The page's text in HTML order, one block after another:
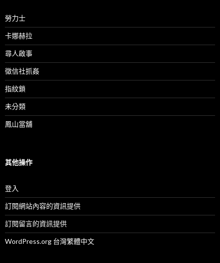
勞力士
卡娜赫拉
尋人啟事
徵信社抓姦
指紋鎖
未分類
鳳山當舖
其他操作
登入
訂閱網站內容的資訊提供
訂閱留言的資訊提供
WordPress.org 台灣繁體中文